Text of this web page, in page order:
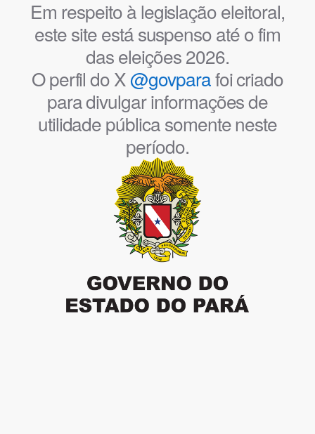
Em respeito à legislação eleitoral,
este site está suspenso até o fim
das eleições 2026.
O perfil do X@govparafoi criado
para divulgar informações de
utilidade pública somente neste
período.